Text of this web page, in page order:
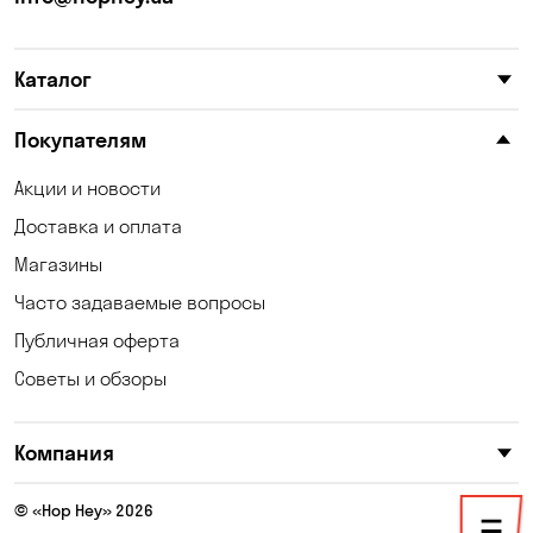
Клинцы
Корсунцы
Коцюбинское
Кривой Рог
Кропивницкий
Малая Кохновка
Каталог
Покупателям
Акции и новости
Доставка и оплата
Магазины
Часто задаваемые вопросы
Публичная оферта
Советы и обзоры
Компания
© «Hop Hey» 2026